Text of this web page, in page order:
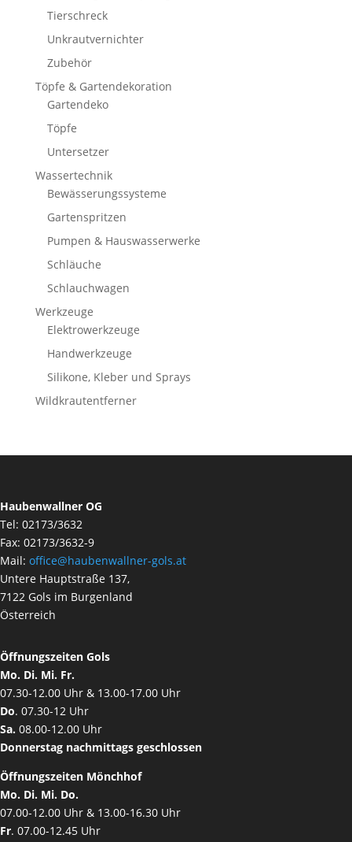
Tierschreck
Unkrautvernichter
Zubehör
Töpfe & Gartendekoration
Gartendeko
Töpfe
Untersetzer
Wassertechnik
Bewässerungssysteme
Gartenspritzen
Pumpen & Hauswasserwerke
Schläuche
Schlauchwagen
Werkzeuge
Elektrowerkzeuge
Handwerkzeuge
Silikone, Kleber und Sprays
Wildkrautentferner
Haubenwallner OG
Tel: 02173/3632
Fax: 02173/3632-9
Mail: office@haubenwallner-gols.at
Untere Hauptstraße 137,
7122 Gols im Burgenland
Österreich
Öffnungszeiten Gols
Mo. Di. Mi. Fr.
07.30-12.00 Uhr & 13.00-17.00 Uhr
Do. 07.30-12 Uhr
Sa. 08.00-12.00 Uhr
Donnerstag nachmittags geschlossen
Öffnungszeiten Mönchhof
Mo. Di. Mi. Do.
07.00-12.00 Uhr & 13.00-16.30 Uhr
Fr. 07.00-12.45 Uhr